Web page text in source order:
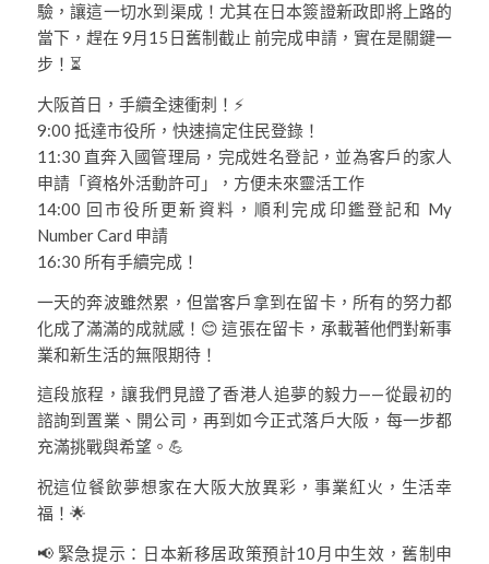
驗，讓這一切水到渠成！尤其在日本簽證新政即將上路的
當下，趕在 9月15日舊制截止 前完成申請，實在是關鍵一
步！⏳
大阪首日，手續全速衝刺！⚡
9:00 抵達市役所，快速搞定住民登錄！
11:30 直奔入國管理局，完成姓名登記，並為客戶的家人
申請「資格外活動許可」，方便未來靈活工作
14:00 回市役所更新資料，順利完成印鑑登記和 My
Number Card 申請
16:30 所有手續完成！
一天的奔波雖然累，但當客戶拿到在留卡，所有的努力都
化成了滿滿的成就感！😊 這張在留卡，承載著他們對新事
業和新生活的無限期待！
這段旅程，讓我們見證了香港人追夢的毅力——從最初的
諮詢到置業、開公司，再到如今正式落戶大阪，每一步都
充滿挑戰與希望。💪
祝這位餐飲夢想家在大阪大放異彩，事業紅火，生活幸
福！🌟
📢 緊急提示：日本新移居政策預計10月中生效，舊制申